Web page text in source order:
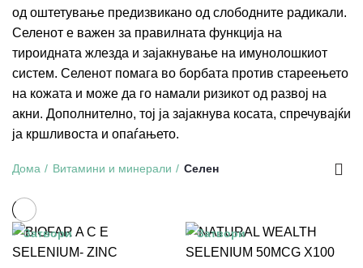
од оштетување предизвикано од слободните радикали.
Селенот е важен за правилната функција на
тироидната жлезда и зајакнување на имунолошкиот
систем. Селенот помага во борбата против стареењето
на кожата и може да го намали ризикот од развој на
акни. Дополнително, тој ја зајакнува косата, спречувајќи
ја кршливоста и опаѓањето.
Дома Витамини и минерали Селен
Затвори Затвори